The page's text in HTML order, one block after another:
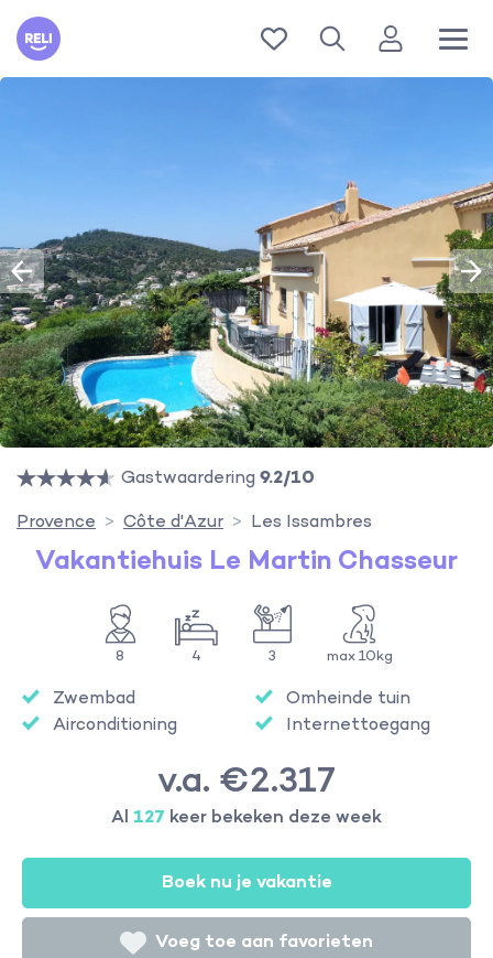
Reli
Gastwaardering 9.2/10
Provence
Côte d'Azur Les Issambres
Vakantiehuis Le Martin Chasseur
8 4 3 max 10kg
Zwembad
Airconditioning
Omheinde tuin
Internettoegang
v.a. €2.317
Al 127 keer bekeken deze week
Boek nu je vakantie
Voeg toe aan favorieten